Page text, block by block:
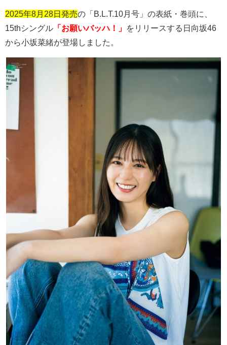
2025年8月28日発売の「 B.L.T.10 月号」の表紙・巻頭に、
15thシングル 「お願いバッハ！」 をリリースする日向坂46
から小坂菜緒が登場しました。